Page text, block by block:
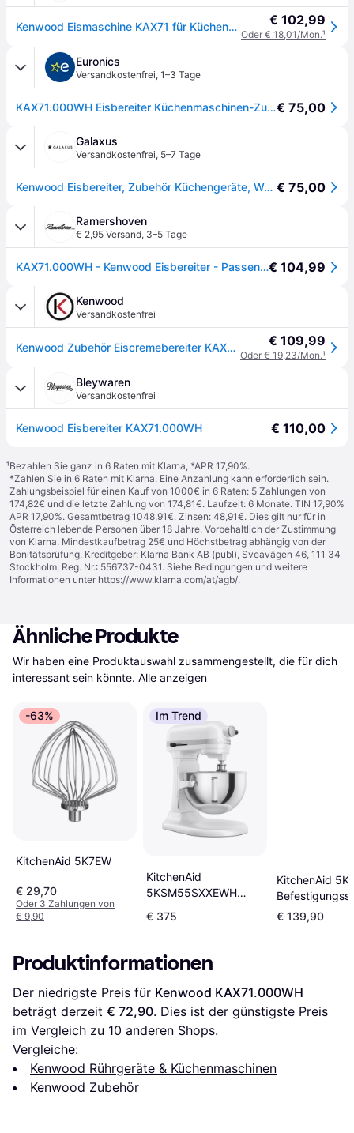
Kenwood Eismaschine KAX71 für Küchenmaschine Cooking Chef XL Kcc Kcl Kwl € 102,99
Oder € 18,01/Mon.¹
Euronics
Versandkostenfrei, 1–3 Tage
KAX71.000WH Eisbereiter Küchenmaschinen-Zubehör weiß€ 75,00
Galaxus
Versandkostenfrei, 5–7 Tage
Kenwood Eisbereiter, Zubehör Küchengeräte, Weiss € 75,00
Ramershoven
€ 2,95 Versand, 3–5 Tage
KAX71.000WH - Kenwood Eisbereiter - Passend für Chef/Chef XL...€ 104,99
Kenwood
Versandkostenfrei
Kenwood Zubehör Eiscremebereiter KAX71.000WH € 109,99
Oder € 19,23/Mon.¹
Bleywaren
Versandkostenfrei
Kenwood Eisbereiter KAX71.000WH € 110,00
¹Bezahlen Sie ganz in 6 Raten mit Klarna, *APR 17,90%.
*Zahlen Sie in 6 Raten mit Klarna. Eine Anzahlung kann erforderlich sein.
Zahlungsbeispiel für einen Kauf von 1000€ in 6 Raten: 5 Zahlungen von
174,82€ und die letzte Zahlung von 174,81€. Laufzeit: 6 Monate. TIN 17,90%
APR 17,90%. Gesamtbetrag 1048,91€. Zinsen: 48,91€. Dies gilt nur für in
Österreich lebende Personen über 18 Jahre. Vorbehaltlich der Zustimmung
von Klarna. Mindestkaufbetrag 25€ und Höchstbetrag abhängig von der
Bonitätsprüfung. Kreditgeber: Klarna Bank AB (publ), Sveavägen 46, 111 34
Stockholm, Reg. Nr.: 556737-0431. Siehe Bedingungen und weitere
Informationen unter https://www.klarna.com/at/agb/.
Ähnliche Produkte
Wir haben eine Produktauswahl zusammengestellt, die für dich
interessant sein könnte. Alle anzeigen
-63%
KitchenAid 5K7EW
€ 29,70
Oder 3 Zahlungen von
€ 9,90
Im Trend
KitchenAid
5KSM55SXXEWH
€ 375
KitchenAid
€ 139,90
Produktinformationen
Der niedrigste Preis für Kenwood KAX71.000WH
beträgt derzeit € 72,90. Dies ist der günstigste Preis
im Vergleich zu 10 anderen Shops.
Vergleiche:
Kenwood Rührgeräte & Küchenmaschinen
Kenwood Zubehör